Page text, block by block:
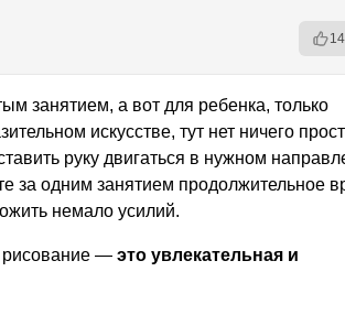
14
занятием, а вот для ребенка, только
искусстве, тут нет ничего
руку двигаться в нужном
за одним занятием продолжительное
немало усилий.
рисование — это увлекательная и